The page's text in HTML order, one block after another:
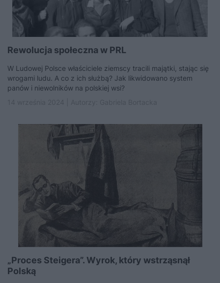
Rewolucja społeczna w PRL
W Ludowej Polsce właściciele ziemscy tracili majątki, stając się
wrogami ludu. A co z ich służbą? Jak likwidowano system
panów i niewolników na polskiej wsi?
„Proces Steigera”. Wyrok, który wstrząsnął
Polską